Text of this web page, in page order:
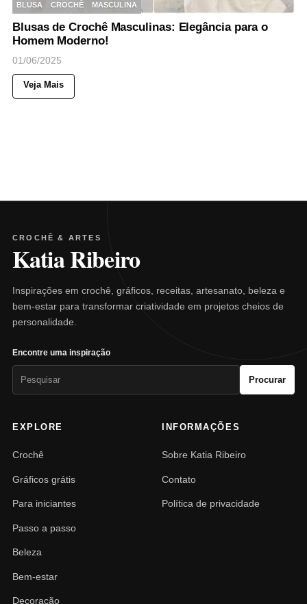
BLUSA
CROCHÊ MASCULINA
Blusas de Crochê Masculinas: Elegância para o
Homem Moderno!
01/06/2025
Veja Mais
CROCHÊ & ARTES
Katia Ribeiro
Inspirações em crochê, gráficos, receitas, artesanato, beleza e
bem-estar para transformar criatividade em projetos cheios de
personalidade.
Encontre uma inspiração
Procurar
EXPLORE
Crochê
Gráficos grátis
Para iniciantes
Passo a passo
Beleza
Bem-estar
Decoração
INFORMAÇÕES
Sobre Katia Ribeiro
Contato
Política de privacidade